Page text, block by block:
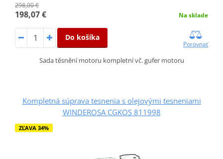
298,00 €
198,07 € Na sklade
Do košíka
Porovnať
Sada těsnění motoru kompletní vč. gufer motoru
Kompletná súprava tesnenia s olejovými tesneniami
WINDEROSA CGKOS 811998
ZĽAVA 34%